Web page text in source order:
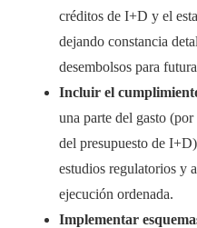
créditos de I+D y el
dejando constancia
desembolsos para
Incluir el
una parte del gasto
del presupuesto de
estudios regulatorios y
ejecución ordenada.
Implementar